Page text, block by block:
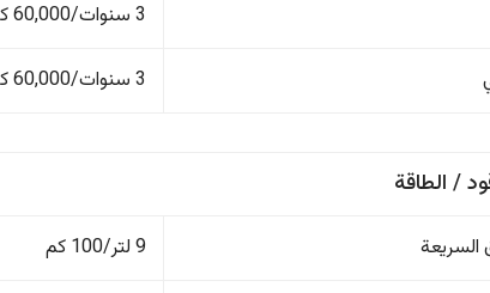
3 سنوات/60,000 كم
3 سنوات/60,000 كم
/ الطاقة
السريعة 9 لتر/100 كم